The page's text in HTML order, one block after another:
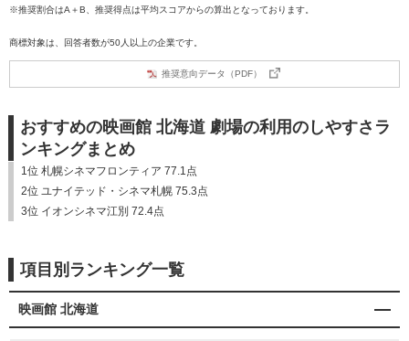
※推奨割合はA＋B、推奨得点は平均スコアからの算出となっております。
商標対象は、回答者数が50人以上の企業です。
推奨意向データ（PDF）
おすすめの映画館 北海道 劇場の利用のしやすさラ
ンキングまとめ
1位 札幌シネマフロンティア 77.1点
2位 ユナイテッド・シネマ札幌 75.3点
3位 イオンシネマ江別 72.4点
項目別ランキング一覧
映画館 北海道